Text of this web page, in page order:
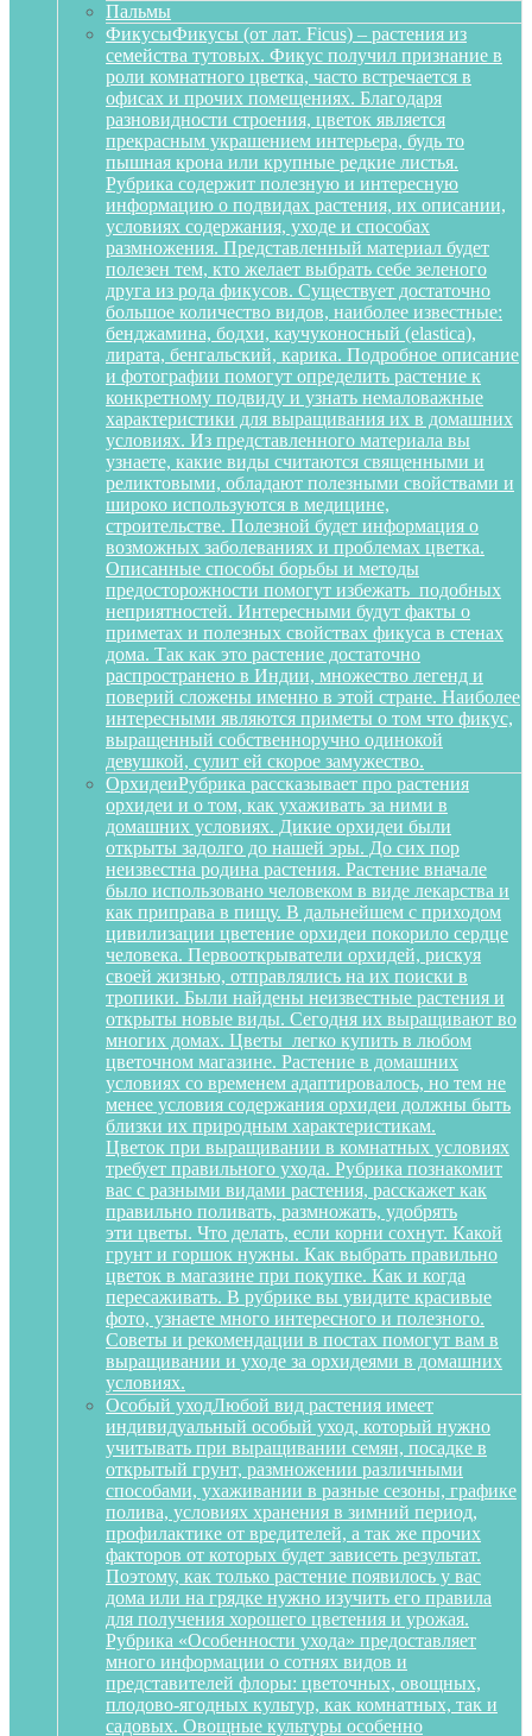
Пальмы
ФикусыФикусы (от лат. Ficus) – растения из
семейства тутовых. Фикус получил признание в
роли комнатного цветка, часто встречается в
офисах и прочих помещениях. Благодаря
разновидности строения, цветок является
прекрасным украшением интерьера, будь то
пышная крона или крупные редкие листья.
Рубрика содержит полезную и интересную
информацию о подвидах растения, их описании,
условиях содержания, уходе и способах
размножения. Представленный материал будет
полезен тем, кто желает выбрать себе зеленого
друга из рода фикусов. Существует достаточно
большое количество видов, наиболее известные:
бенджамина, бодхи, каучуконосный (elastica),
лирата, бенгальский, карика. Подробное описание
и фотографии помогут определить растение к
конкретному подвиду и узнать немаловажные
характеристики для выращивания их в домашних
условиях. Из представленного материала вы
узнаете, какие виды считаются священными и
реликтовыми, обладают полезными свойствами и
широко используются в медицине,
строительстве. Полезной будет информация о
возможных заболеваниях и проблемах цветка.
Описанные способы борьбы и методы
предосторожности помогут избежать подобных
неприятностей. Интересными будут факты о
приметах и полезных свойствах фикуса в стенах
дома. Так как это растение достаточно
распространено в Индии, множество легенд и
поверий сложены именно в этой стране. Наиболее
интересными являются приметы о том что фикус,
выращенный собственноручно одинокой
девушкой, сулит ей скорое замужество.
ОрхидеиРубрика рассказывает про растения
орхидеи и о том, как ухаживать за ними в
домашних условиях. Дикие орхидеи были
открыты задолго до нашей эры. До сих пор
неизвестна родина растения. Растение вначале
было использовано человеком в виде лекарства и
как приправа в пищу. В дальнейшем с приходом
цивилизации цветение орхидеи покорило сердце
человека. Первооткрыватели орхидей, рискуя
своей жизнью, отправлялись на их поиски в
тропики. Были найдены неизвестные растения и
открыты новые виды. Сегодня их выращивают во
многих домах. Цветы легко купить в любом
цветочном магазине. Растение в домашних
условиях со временем адаптировалось, но тем не
менее условия содержания орхидеи должны быть
близки их природным характеристикам.
Цветок при выращивании в комнатных условиях
требует правильного ухода. Рубрика познакомит
вас с разными видами растения, расскажет как
правильно поливать, размножать, удобрять
эти цветы. Что делать, если корни сохнут. Какой
грунт и горшок нужны. Как выбрать правильно
цветок в магазине при покупке. Как и когда
пересаживать. В рубрике вы увидите красивые
фото, узнаете много интересного и полезного.
Советы и рекомендации в постах помогут вам в
выращивании и уходе за орхидеями в домашних
условиях.
Особый уходЛюбой вид растения имеет
индивидуальный особый уход, который нужно
учитывать при выращивании семян, посадке в
открытый грунт, размножении различными
способами, ухаживании в разные сезоны, графике
полива, условиях хранения в зимний период,
профилактике от вредителей, а так же прочих
факторов от которых будет зависеть результат.
Поэтому, как только растение появилось у вас
дома или на грядке нужно изучить его правила
для получения хорошего цветения и урожая.
Рубрика «Особенности ухода» предоставляет
много информации о сотнях видов и
представителей флоры: цветочных, овощных,
плодово-ягодных культур, как комнатных, так и
садовых. Овощные культуры особенно